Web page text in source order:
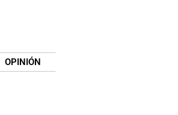
OPINIÓN